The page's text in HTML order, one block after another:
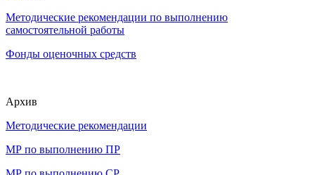
Методические рекомендации по выполнению
самостоятельной работы
Фонды оценочных средств
Архив
Методические рекомендации
МР по выполнению ПР